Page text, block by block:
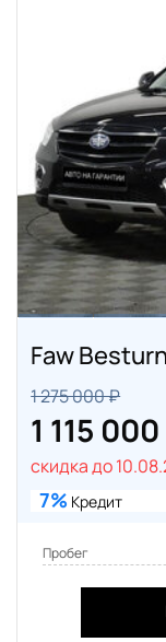
Faw
1 275 000 ₽
1 115
скидка до
7% Кредит
Пробег